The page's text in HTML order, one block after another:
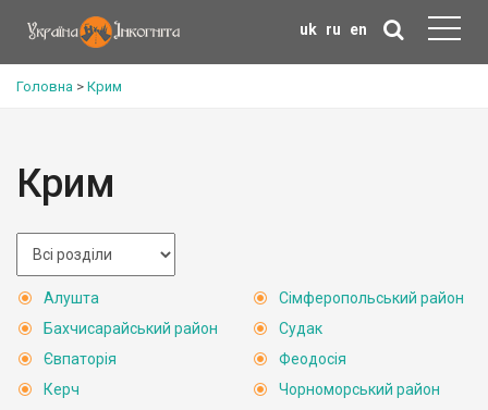
uk ru en
Головна > Крим
Крим
Алушта
Бахчисарайський район
Євпаторія
Керч
Сімферопольський район
Судак
Феодосія
Чорноморський район